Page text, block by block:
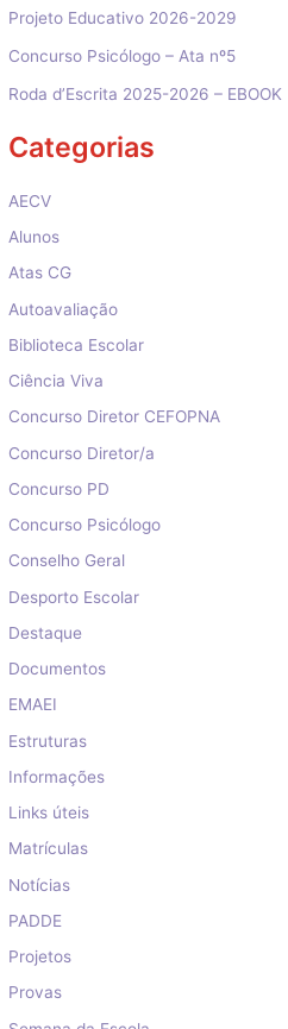
Projeto Educativo 2026-2029
Concurso Psicólogo – Ata nº5
Roda d’Escrita 2025-2026 – EBOOK
Categorias
AECV
Alunos
Atas CG
Autoavaliação
Biblioteca Escolar
Ciência Viva
Concurso Diretor CEFOPNA
Concurso Diretor/a
Concurso PD
Concurso Psicólogo
Conselho Geral
Desporto Escolar
Destaque
Documentos
EMAEI
Estruturas
Informações
Links úteis
Matrículas
Notícias
PADDE
Projetos
Provas